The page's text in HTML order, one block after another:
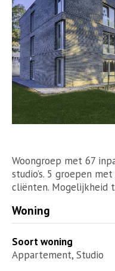
Woongroep met 67
studio’s. 5 groepen
cliënten. Mogelijkheid
Woning
Soort woning
Appartement, Studio